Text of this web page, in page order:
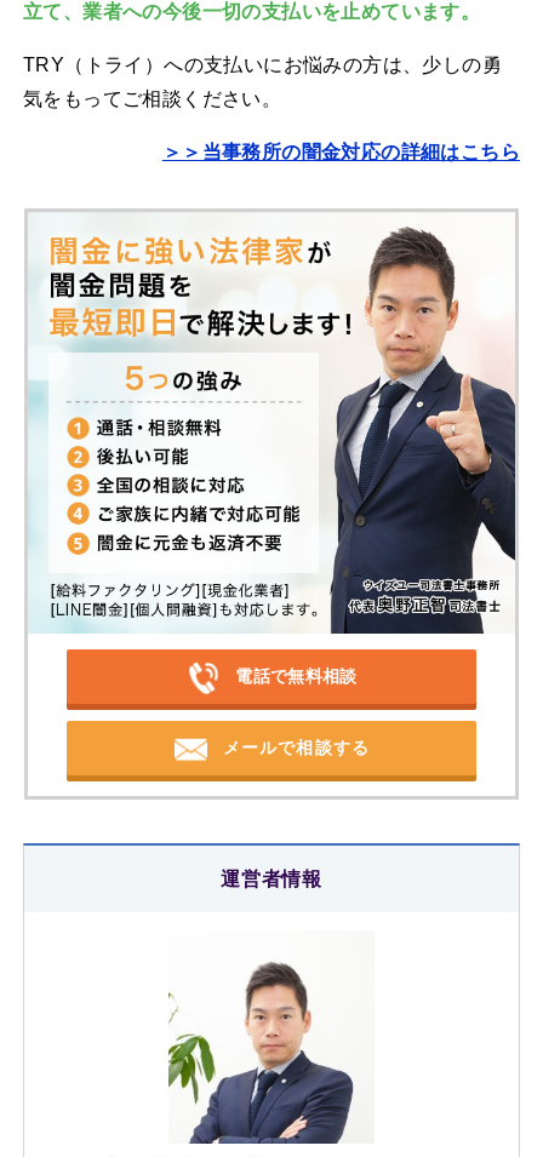
立て、業者への今後一切の支払いを止めています。
TRY（トライ）への支払いにお悩みの方は、少しの勇
気をもってご相談ください。
＞＞当事務所の闇金対応の詳細はこちら
電話で無料相談
メールで相談する
運営者情報